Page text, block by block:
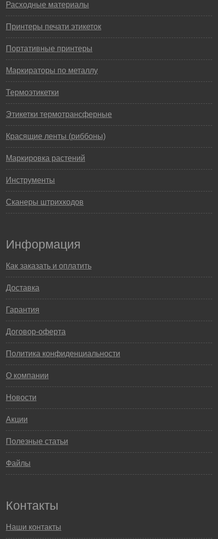
Расходные материалы
Принтеры печати этикеток
Портативные принтеры
Маркираторы по металлу
Термоэтикетки
Этикетки термотрансферные
Красящие ленты (риббоны)
Маркировка растений
Инструменты
Сканеры штрихкодов
Информация
Как заказать и оплатить
Доставка
Гарантия
Договор-оферта
Политика конфиденциальности
О компании
Новости
Акции
Полезные статьи
Файлы
Контакты
Наши контакты